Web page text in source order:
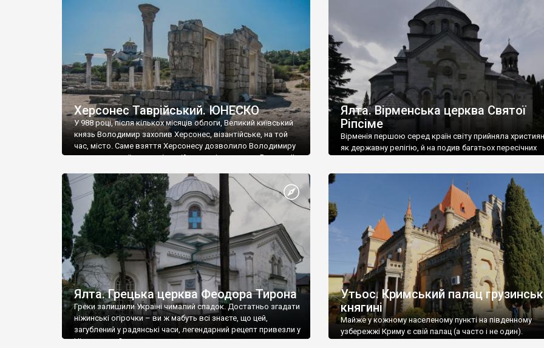
візантійської доби. Раритети викрадені з фондів об’єкту
культурної спадщини ЮНЕСКО «Херсонеса Таврійського».
Офіційно – на виставку «Золото Візантії», але експерти та
влада в Україні вважають це лише […]
називаються «повстяками» (postaki)…” “Вино. Крим
виробляє відмінне вино і його вдосталь: воно все
легке біле і дуже […]
Херсонес Таврійський. ЮНЕСКО
У 988 році, після кількох місяців облоги, Великий київський
князь Володимир захопив Херсонес, візантійське, на той
час, місто. Саме взяття Херсонесу дозволило Володимиру
диктувати свої умови візантійському імператору Василю ІІ,
Херсонесі Володимир-язичник, став Василем-
християнином. А потім було Хрещення Русі. На честь
Херсонесу Таврійського названо місто […]
Ялта. Вірменська церква Святої
Ріпсіме
Вірменія першою серед країн світу прийняла
як державну релігію, й на подив багатьох пересічних
Ялта. Грецька церква Феодора Тирона
Греки залишили Україні чималий спадок. Достатньо згадати
ніжинські огірочки – ви ж мабуть всі знаєте, що цей,
загублений у радянські часи, легендарний рецепт привезли у
Ніжин греки?
Утьос. Кримський палац
княгині
Майже у кожному населеному пункті на південному
узбережжі Криму є свій палац (а часто і не один).